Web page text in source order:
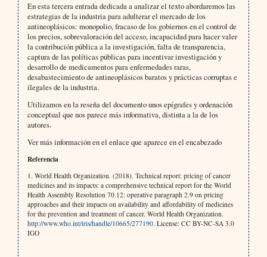
En esta tercera entrada dedicada a analizar el texto abordaremos las
estrategias de la industria para adulterar el mercado de los
antineoplásicos: monopolio, fracaso de los gobiernos en el control de
los precios, sobrevaloración del acceso, incapacidad para hacer valer
la contribución pública a la investigación, falta de transparencia,
captura de las políticas públicas para incentivar investigación y
desarrollo de medicamentos para enfermedades raras,
desabastecimiento de antineoplásicos baratos y prácticas corruptas e
ilegales de la industria.
Utilizamos en la reseña del documento unos epígrafes y ordenación
conceptual que nos parece más informativa, distinta a la de los
autores.
Ver más información en el enlace que aparece en el encabezado
Referencia
1. World Health Organization. (‎2018)‎. Technical report: pricing of cancer
medicines and its impacts: a comprehensive technical report for the World
Health Assembly Resolution 70.12: operative paragraph 2.9 on pricing
approaches and their impacts on availability and affordability of medicines
for the prevention and treatment of cancer. World Health Organization.
http://www.who.int/iris/handle/10665/277190. License: CC BY-NC-SA 3.0
IGO